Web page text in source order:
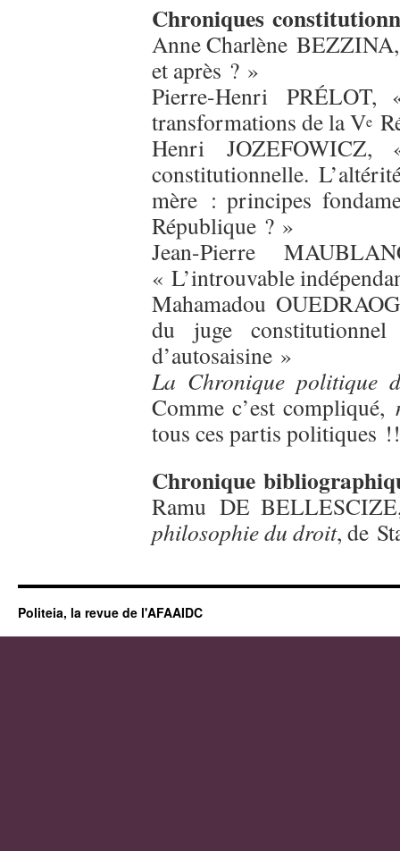
Chroniques
Anne Charlène
et après ? »
Pierre-Henri PRÉLOT,
transformations de la Ve
Henri
constitutionnelle.
mère : principes
République ? »
Jean-Pierre
« L’introuvable
Mahamadou
du juge
d’autosaisine »
La Chronique politique
Comme c’est compliqué,
tous ces partis politiques
Chronique
Ramu DE
philosophie du droit, de
Politeia, la revue de l'AFAAIDC